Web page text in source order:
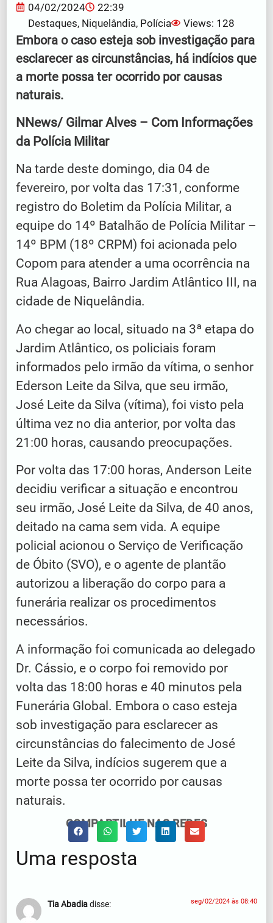
04/02/2024
22:39
Destaques, Niquelândia, Polícia Views: 128
Embora o caso esteja sob investigação para
esclarecer as circunstâncias, há indícios que
a morte possa ter ocorrido por causas
naturais.
NNews/ Gilmar Alves – Com Informações
da Polícia Militar
Na tarde deste domingo, dia 04 de
fevereiro, por volta das 17:31, conforme
registro do Boletim da Polícia Militar, a
equipe do 14º Batalhão de Polícia Militar –
14º BPM (18º CRPM) foi acionada pelo
Copom para atender a uma ocorrência na
Rua Alagoas, Bairro Jardim Atlântico III, na
cidade de Niquelândia.
Ao chegar ao local, situado na 3ª etapa do
Jardim Atlântico, os policiais foram
informados pelo irmão da vítima, o senhor
Ederson Leite da Silva, que seu irmão,
José Leite da Silva (vítima), foi visto pela
última vez no dia anterior, por volta das
21:00 horas, causando preocupações.
Por volta das 17:00 horas, Anderson Leite
decidiu verificar a situação e encontrou
seu irmão, José Leite da Silva, de 40 anos,
deitado na cama sem vida. A equipe
policial acionou o Serviço de Verificação
de Óbito (SVO), e o agente de plantão
autorizou a liberação do corpo para a
funerária realizar os procedimentos
necessários.
A informação foi comunicada ao delegado
Dr. Cássio, e o corpo foi removido por
volta das 18:00 horas e 40 minutos pela
Funerária Global. Embora o caso esteja
sob investigação para esclarecer as
circunstâncias do falecimento de José
Leite da Silva, indícios sugerem que a
morte possa ter ocorrido por causas
naturais.
COMPARTILHE NAS REDES
Uma resposta
Tia Abadiadisse: seg/02/2024 às 08:40